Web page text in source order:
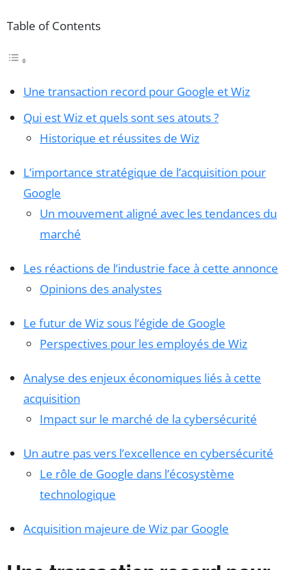
Table of Contents
Une transaction record pour Google et Wiz
Qui est Wiz et quels sont ses atouts ?
Historique et réussites de Wiz
L’importance stratégique de l’acquisition pour
Google
Un mouvement aligné avec les tendances du
marché
Les réactions de l’industrie face à cette annonce
Opinions des analystes
Le futur de Wiz sous l’égide de Google
Perspectives pour les employés de Wiz
Analyse des enjeux économiques liés à cette
acquisition
Impact sur le marché de la cybersécurité
Un autre pas vers l’excellence en cybersécurité
Le rôle de Google dans l’écosystème
technologique
Acquisition majeure de Wiz par Google